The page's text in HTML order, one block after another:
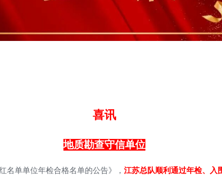
喜讯
地质勘查守信单位
名单单位年检合格名单的公告》， 江苏总队顺利通过年检、入